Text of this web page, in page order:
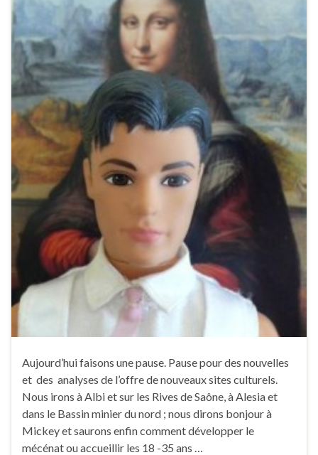
Aujourd’hui faisons une pause. Pause pour des nouvelles
et des analyses de l’offre de nouveaux sites culturels.
Nous irons à Albi et sur les Rives de Saône, à Alesia et
dans le Bassin minier du nord ; nous dirons bonjour à
Mickey et saurons enfin comment développer le
mécénat ou accueillir les 18 -35 ans …